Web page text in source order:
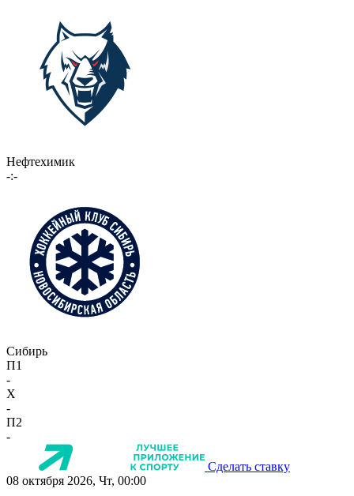
Нефтехимик
-:-
Сибирь
П1
-
X
-
П2
-
Сделать ставку
08 октября 2026, Чт, 00:00